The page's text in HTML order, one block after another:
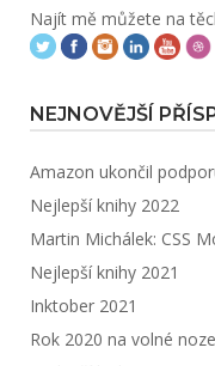
Najít mě můžete na
NEJNOVĚJŠÍ
Amazon ukončil
Nejlepší knihy 2022
Martin Michálek: CSS
Nejlepší knihy 2021
Inktober 2021
Rok 2020 na volné noze